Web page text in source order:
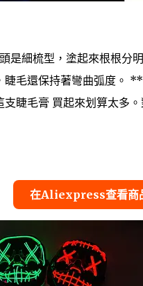
是細梳型，塗起來根根分
毛還保持著彎曲弧度。
睫毛膏 買起來划算太多。
在Aliexpress查看商